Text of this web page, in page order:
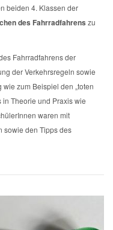
beiden 4. Klassen der
des Fahrradfahrens zu
Fahrradfahrens der
der Verkehrsregeln sowie
zum Beispiel den „toten
Theorie und Praxis wie
waren mit
sowie den Tipps des